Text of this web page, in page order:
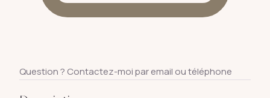
Question ? Contactez-moi par email ou téléphone